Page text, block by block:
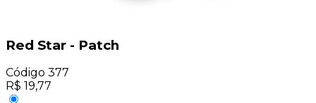
Red Star - Patch
Código 377
R$ 19,77